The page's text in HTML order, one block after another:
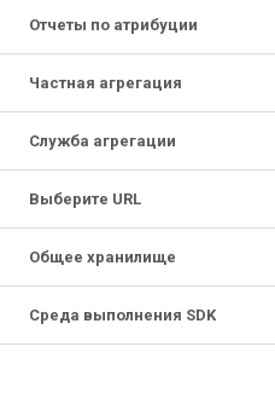
Отчеты по атрибуции
Частная агрегация
Служба агрегации
Выберите URL
Общее хранилище
Среда выполнения SDK